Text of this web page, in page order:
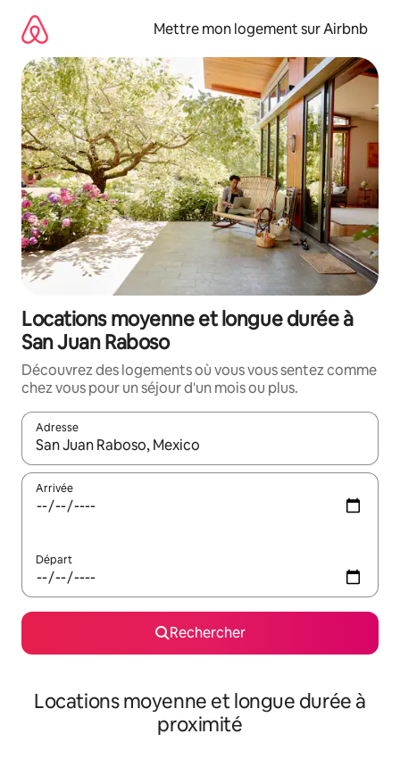
directement
contenu
Mettre mon logement sur Airbnb
Locations moyenne et longue durée à
San Juan Raboso
Découvrez des logements où vous vous sentez comme
chez vous pour un séjour d'un mois ou plus.
Adresse
Lorsque les résultats s'affichent, utilisez les flèches vers le
Arrivée
Départ
Rechercher
Locations moyenne et longue durée à
proximité